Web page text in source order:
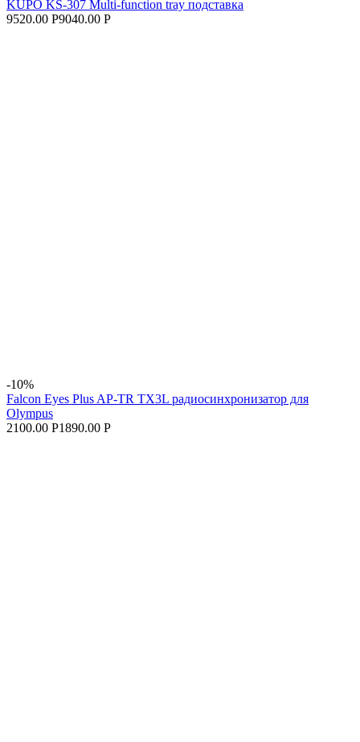
KUPO KS-307 Multi-function tray подставка
9520.00 Р9040.00 Р
-10%
Falcon Eyes Plus AP-TR TX3L радиосинхронизатор для
Olympus
2100.00 Р1890.00 Р